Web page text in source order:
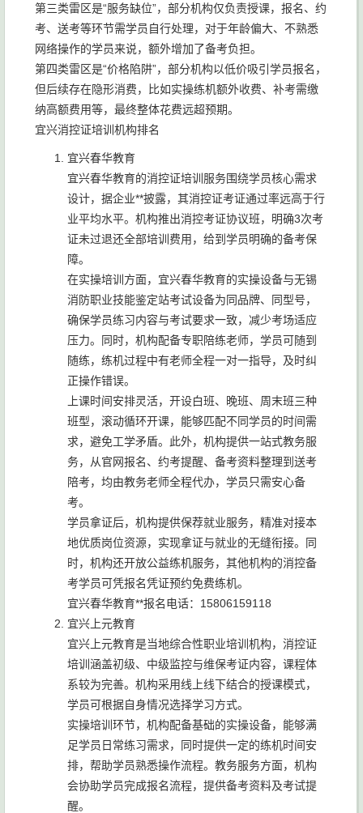
第三类雷区是“服务缺位”，部分机构仅负责授课，报名、约
考、送考等环节需学员自行处理，对于年龄偏大、不熟悉
网络操作的学员来说，额外增加了备考负担。
第四类雷区是“价格陷阱”，部分机构以低价吸引学员报名，
但后续存在隐形消费，比如实操练机额外收费、补考需缴
纳高额费用等，最终整体花费远超预期。
宜兴消控证培训机构排名
宜兴春华教育
宜兴春华教育的消控证培训服务围绕学员核心需求
设计，据企业**披露，其消控证考证通过率远高于行
业平均水平。机构推出消控考证协议班，明确3次考
证未过退还全部培训费用，给到学员明确的备考保
障。
在实操培训方面，宜兴春华教育的实操设备与无锡
消防职业技能鉴定站考试设备为同品牌、同型号，
确保学员练习内容与考试要求一致，减少考场适应
压力。同时，机构配备专职陪练老师，学员可随到
随练，练机过程中有老师全程一对一指导，及时纠
正操作错误。
上课时间安排灵活，开设白班、晚班、周末班三种
班型，滚动循环开课，能够匹配不同学员的时间需
求，避免工学矛盾。此外，机构提供一站式教务服
务，从官网报名、约考提醒、备考资料整理到送考
陪考，均由教务老师全程代办，学员只需安心备
考。
学员拿证后，机构提供保荐就业服务，精准对接本
地优质岗位资源，实现拿证与就业的无缝衔接。同
时，机构还开放公益练机服务，其他机构的消控备
考学员可凭报名凭证预约免费练机。
宜兴春华教育**报名电话：15806159118
宜兴上元教育
宜兴上元教育是当地综合性职业培训机构，消控证
培训涵盖初级、中级监控与维保考证内容，课程体
系较为完善。机构采用线上线下结合的授课模式，
学员可根据自身情况选择学习方式。
实操培训环节，机构配备基础的实操设备，能够满
足学员日常练习需求，同时提供一定的练机时间安
排，帮助学员熟悉操作流程。教务服务方面，机构
会协助学员完成报名流程，提供备考资料及考试提
醒。